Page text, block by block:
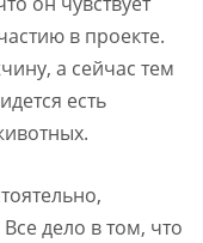
в проекте.
а сейчас тем
есть
дело в том, что